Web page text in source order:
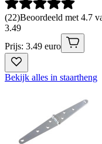
(22)Beoordeeld met 4.7
3.49
Prijs: 3.49 euro
Bekijk alles in staartheng